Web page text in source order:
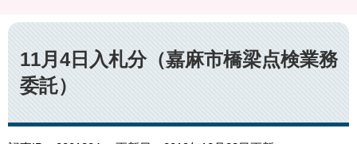
。て
本
文
へ
本
文
11月4日入札分（嘉麻市橋梁点検業務
委託）